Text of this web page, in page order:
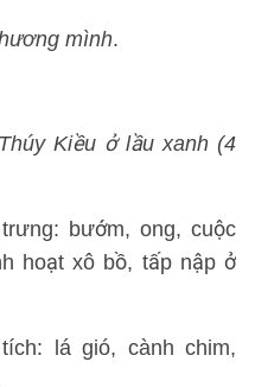
mình.
Kiều ở lầu xanh (4
bướm, ong, cuộc
hoạt xô bồ, tấp nập ở
lá gió, cành chim,